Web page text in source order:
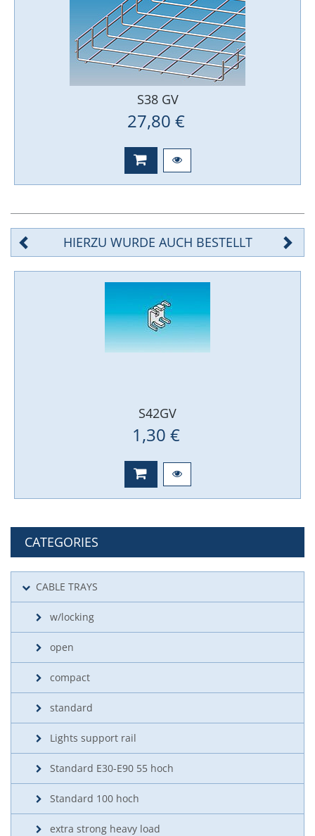
S38 GV
27,80 €
HIERZU WURDE AUCH BESTELLT
S42GV
1,30 €
CATEGORIES
CABLE TRAYS
w/locking
open
compact
standard
Lights support rail
Standard E30-E90 55 hoch
Standard 100 hoch
extra strong heavy load